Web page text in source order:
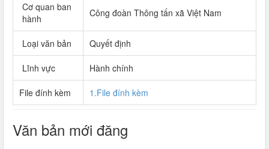
Cơ quan ban
hành
Công đoàn Thông tấn xã Việt Nam
Loại văn bản Quyết định
Lĩnh vực Hành chính
File đính kèm 1.File đính kèm
Văn bản mới đăng